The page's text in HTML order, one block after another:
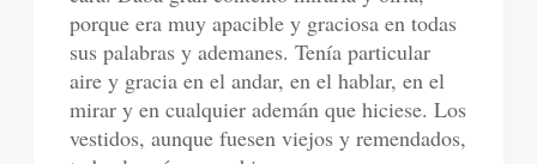
porque era muy apacible y graciosa en todas
sus palabras y ademanes. Tenía particular
aire y gracia en el andar, en el hablar, en el
mirar y en cualquier ademán que hiciese. Los
vestidos, aunque fuesen viejos y remendados,